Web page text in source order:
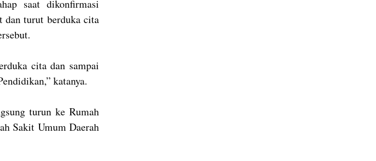
saat dikonfirmasi
dan turut berduka cita
cita dan sampai
katanya.
turun ke Rumah
Sakit Umum Daerah